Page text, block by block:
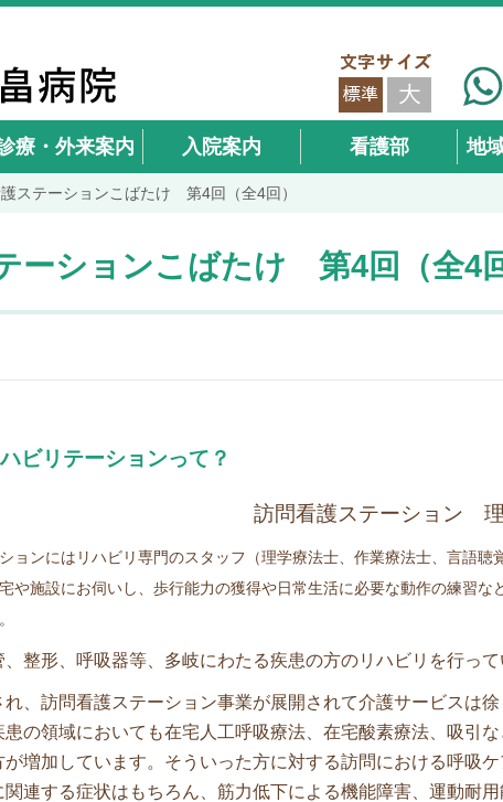
療・外来案内 入院案内 看護部 地
ステーションこばたけ 第4回（全4回）
ーションこばたけ 第4回（全4回
ビリテーションって？
訪問看護ステーション
ョンにはリハビリ専門のスタッフ（理学療法士、作業療法士、言語聴
や施設にお伺いし、歩行能力の獲得や日常生活に必要な動作の練習な
整形、呼吸器等、多岐にわたる疾患の方のリハビリを行って
、訪問看護ステーション事業が展開されて介護サービスは徐
の領域においても在宅人工呼吸療法、在宅酸素療法、吸引
増加しています。そういった方に対する訪問における呼吸
関連する症状はもちろん、筋力低下による機能障害、運動耐